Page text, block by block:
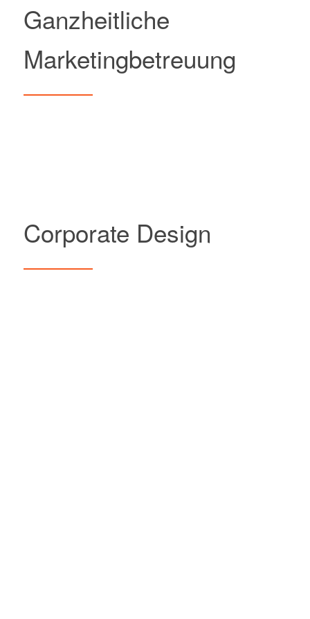
Ganzheitliche
Marketingbetreuung
Corporate Design